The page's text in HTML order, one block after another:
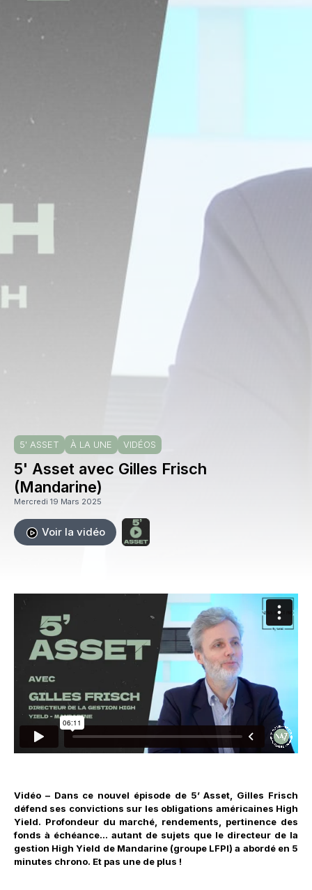
5' ASSET À LA UNE VIDÉOS
5' Asset avec Gilles Frisch
(Mandarine)
Mercredi 19 Mars 2025
Voir la vidéo
Vidéo – Dans ce nouvel épisode de 5’ Asset, Gilles Frisch
défend ses convictions sur les obligations américaines High
Yield. Profondeur du marché, rendements, pertinence des
fonds à échéance... autant de sujets que le directeur de la
gestion High Yield de Mandarine (groupe LFPI) a abordé en 5
minutes chrono. Et pas une de plus !